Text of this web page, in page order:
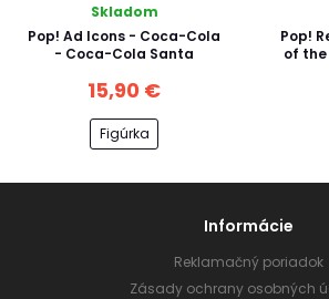
Skladom
Pop! Ad Icons - Coca-Cola
- Coca-Cola Santa
15,90 €
Figúrka
Pop!
of the
Informácie
Reklamačný poriadok
Zásady ochrany osobných